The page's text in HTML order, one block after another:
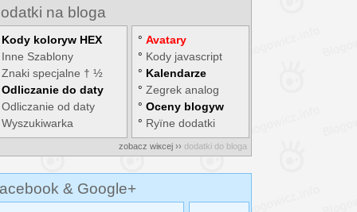
na bloga
Kody kolorуw HEX
Inne Szablony
Znaki specjalne † ½
Odliczanie do daty
Odliczanie od daty
Wyszukiwarka
° Avatary
° Kody javascript
° Kalendarze
° Zegrek analog
° Oceny blogуw
° Rуїne dodatki
zobacz wiкcej ›› dodatki do bloga
& Google+